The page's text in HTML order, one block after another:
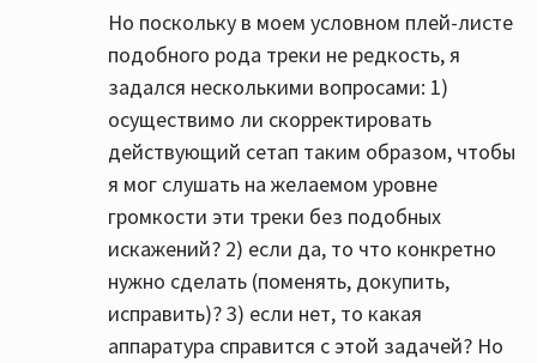
Но поскольку в моем условном плей-листе
подобного рода треки не редкость, я
задался несколькими вопросами: 1)
осуществимо ли скорректировать
действующий сетап таким образом, чтобы
я мог слушать на желаемом уровне
громкости эти треки без подобных
искажений? 2) если да, то что конкретно
нужно сделать (поменять, докупить,
исправить)? 3) если нет, то какая
аппаратура справится с этой задачей? Но